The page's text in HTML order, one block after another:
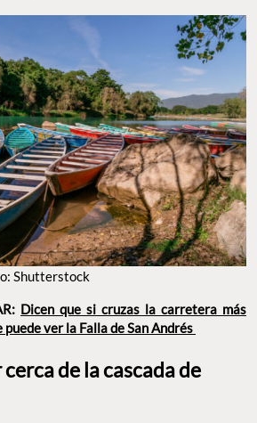
Shutterstock
Dicen que si cruzas la carretera más
ver la Falla de San Andrés
de la cascada de